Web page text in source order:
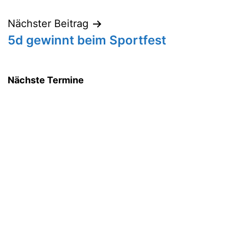
Nächster Beitrag
5d gewinnt beim Sportfest
Nächste Termine